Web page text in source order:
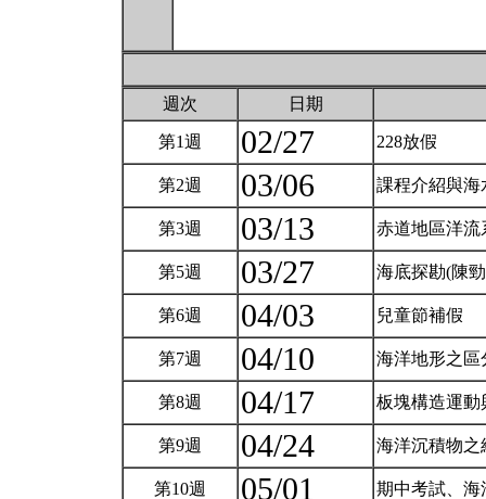
週次 日期
第1週 02/27 228放假
第2週 03/06 課程介紹與
第3週 03/13 赤道地區洋
第5週 03/27 海底探勘(陳
第6週 04/03 兒童節補假
第7週 04/10 海洋地形之
第8週 04/17 板塊構造運
第9週 04/24 海洋沉積物
第10週 05/01 期中考試、